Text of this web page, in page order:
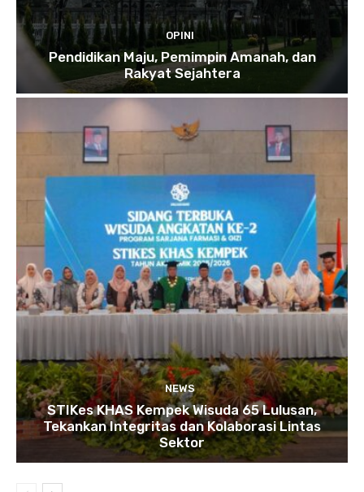
OPINI
Pendidikan Maju, Pemimpin Amanah, dan
Rakyat Sejahtera
NEWS
STIKes KHAS Kempek Wisuda 65 Lulusan,
Tekankan Integritas dan Kolaborasi Lintas
Sektor